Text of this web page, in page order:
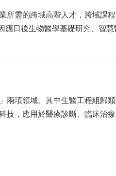
所需的跨域高階人才，跨域課
日後生物醫學基礎研究、智
項領域。其中生醫工程組歸
，應用於醫療診斷、臨床治療